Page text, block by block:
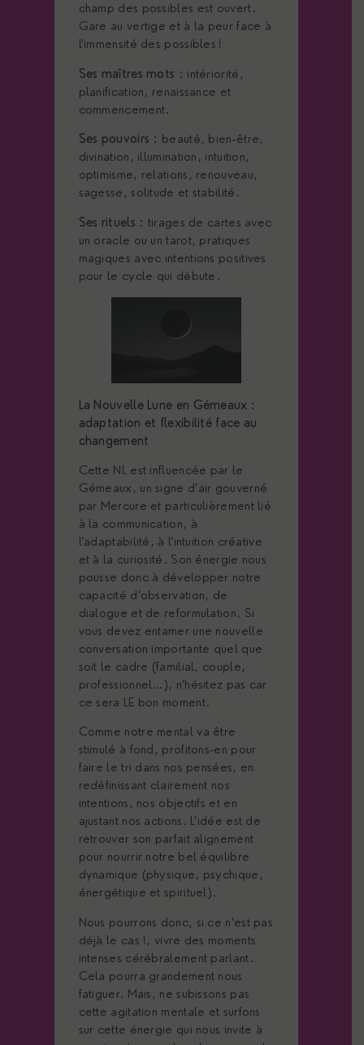
champ des possibles est ouvert.
Gare au vertige et à la peur face à
l’immensité des possibles !
Ses maîtres mots : intériorité,
planification, renaissance et
commencement.
Ses pouvoirs : beauté, bien-être,
divination, illumination, intuition,
optimisme, relations, renouveau,
sagesse, solitude et stabilité.
Ses rituels : tirages de cartes avec
un oracle ou un tarot, pratiques
magiques avec intentions positives
pour le cycle qui débute.
La Nouvelle Lune en Gémeaux :
adaptation et flexibilité face au
changement
Cette NL est influencée par le
Gémeaux, un signe d’air gouverné
par Mercure et particulièrement lié
à la communication, à
l’adaptabilité, à l’intuition créative
et à la curiosité. Son énergie nous
pousse donc à développer notre
capacité d’observation, de
dialogue et de reformulation. Si
vous devez entamer une nouvelle
conversation importante quel que
soit le cadre (familial, couple,
professionnel…), n’hésitez pas car
ce sera LE bon moment.
Comme notre mental va être
stimulé à fond, profitons-en pour
faire le tri dans nos pensées, en
redéfinissant clairement nos
intentions, nos objectifs et en
ajustant nos actions. L’idée est de
retrouver son parfait alignement
pour nourrir notre bel équilibre
dynamique (physique, psychique,
énergétique et spirituel).
Nous pourrons donc, si ce n’est pas
déjà le cas !, vivre des moments
intenses cérébralement parlant.
Cela pourra grandement nous
fatiguer. Mais, ne subissons pas
cette agitation mentale et surfons
sur cette énergie qui nous invite à